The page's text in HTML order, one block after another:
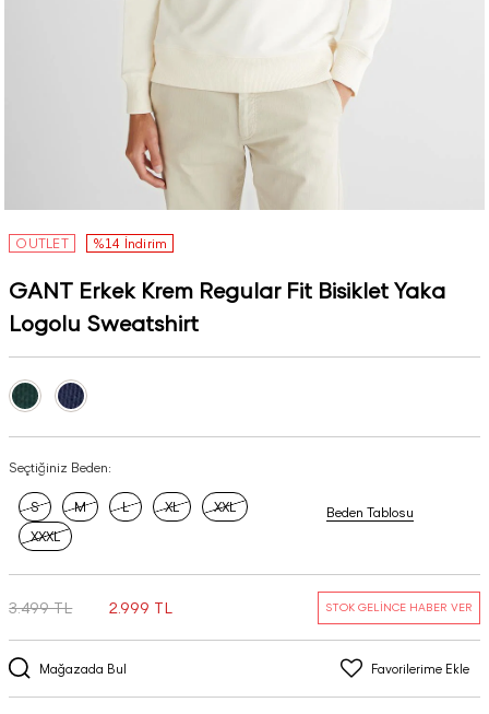
OUTLET %14 İndirim
GANT Erkek Krem Regular Fit Bisiklet Yaka
Logolu Sweatshirt
Seçtiğiniz Beden:
S M L XL
XXL
XXXL
Beden Tablosu
Mağazada Bul Favorilerime Ekle
3.499 TL 2.999 TL STOK GELİNCE HABER VER